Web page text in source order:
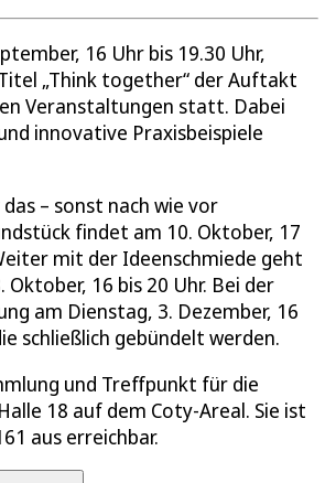
16 Uhr bis 19.30 Uhr,
„Think together“ der Auftakt
Veranstaltungen statt. Dabei
innovative Praxisbeispiele
– sonst nach wie vor
findet am 10. Oktober, 17
mit der Ideenschmiede geht
16 bis 20 Uhr. Bei der
am Dienstag, 3. Dezember, 16
schließlich gebündelt werden.
und Treffpunkt für die
18 auf dem Coty-Areal. Sie ist
aus erreichbar.